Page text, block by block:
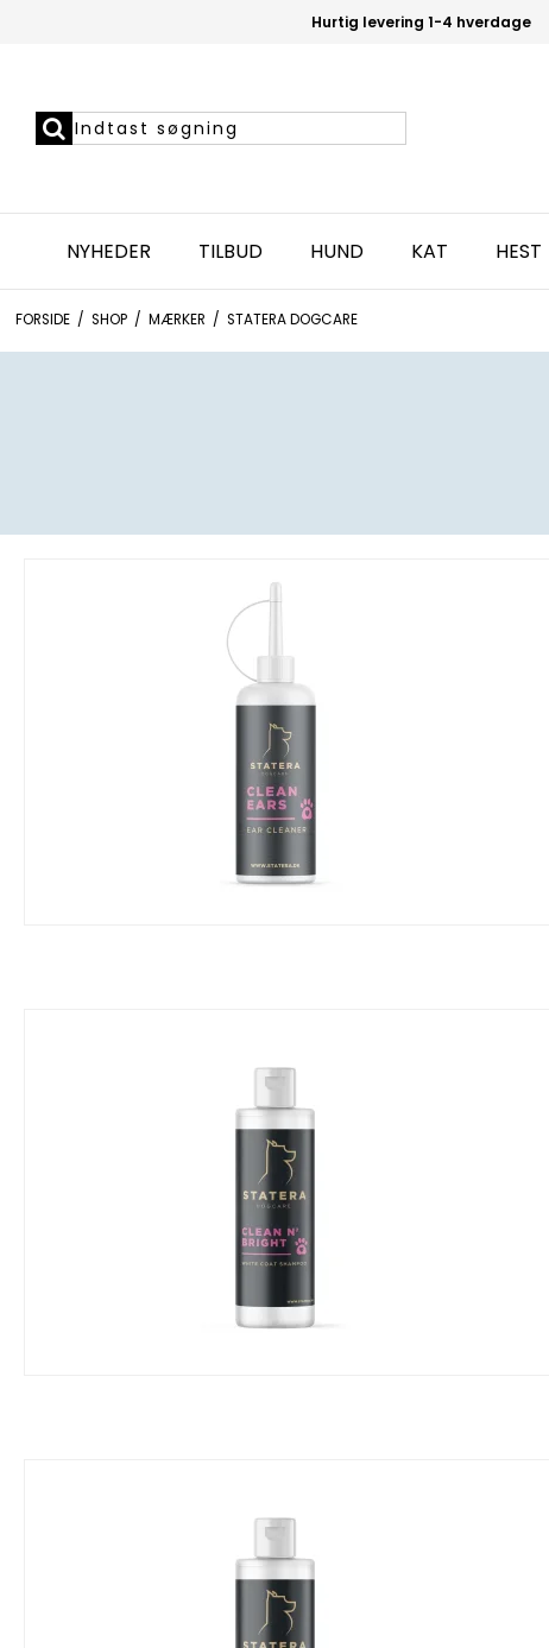
Hurtig levering 1-4 hverdage
NYHEDER TILBUD HUND KAT HEST
FORSIDE / SHOP / MÆRKER / STATERA DOGCARE